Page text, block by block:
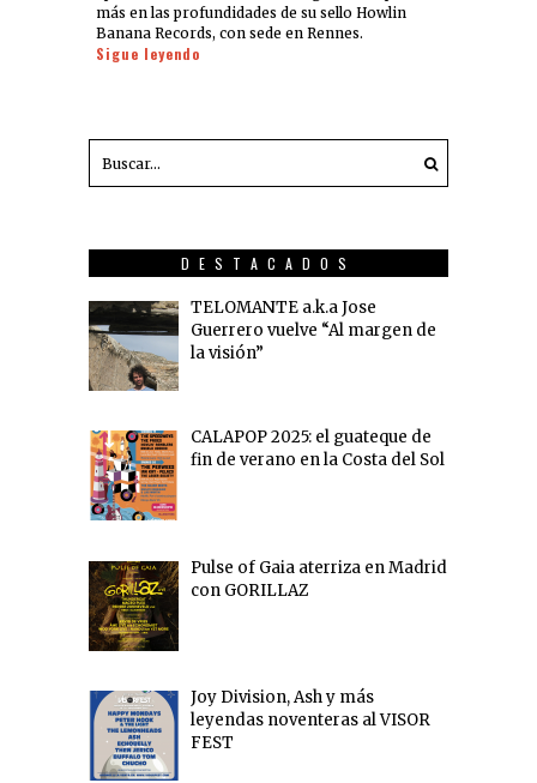
más en las profundidades de su sello Howlin
Banana Records, con sede en Rennes.
Sigue leyendo
DESTACADOS
TELOMANTE a.k.a Jose
Guerrero vuelve “Al margen de
la visión”
CALAPOP 2025: el guateque de
fin de verano en la Costa del Sol
Pulse of Gaia aterriza en Madrid
con GORILLAZ
Joy Division, Ash y más
leyendas noventeras al VISOR
FEST